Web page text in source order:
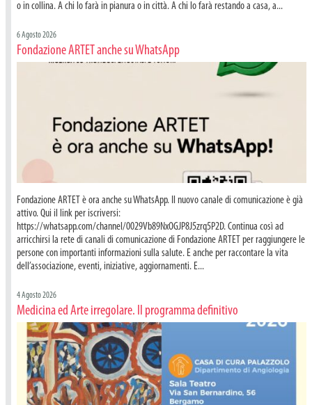
o in collina. A chi lo farà in pianura o in città. A chi lo farà restando a casa, a...
6 Agosto 2026
Fondazione ARTET anche su WhatsApp
Fondazione ARTET è ora anche su WhatsApp. Il nuovo canale di comunicazione è già
attivo. Qui il link per iscriversi:
https://whatsapp.com/channel/0029Vb89NxOGJP8J5zrq5P2D. Continua così ad
arricchirsi la rete di canali di comunicazione di Fondazione ARTET per raggiungere le
persone con importanti informazioni sulla salute. E anche per raccontare la vita
dell’associazione, eventi, iniziative, aggiornamenti. E...
4 Agosto 2026
Medicina ed Arte irregolare. Il programma definitivo